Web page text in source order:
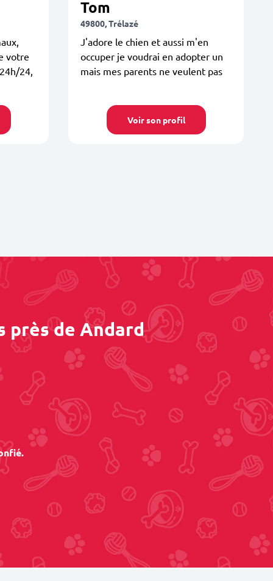
votre
24,
Tom
49800, Trélazé
J'adore le chien et aussi m'en
occuper je voudrai en adopter un
mais mes parents ne veulent pas
Voir son profil
près de Andard